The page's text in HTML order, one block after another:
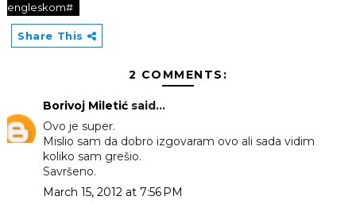
engleskom#
Share This
2 COMMENTS:
Borivoj Miletićsaid...
Ovo je super.
Mislio sam da dobro izgovaram ovo ali sada vidim
koliko sam grešio.
Savršeno.
March 15, 2012 at 7:56 PM